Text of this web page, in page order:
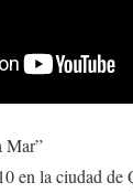
Mar”
en la ciudad